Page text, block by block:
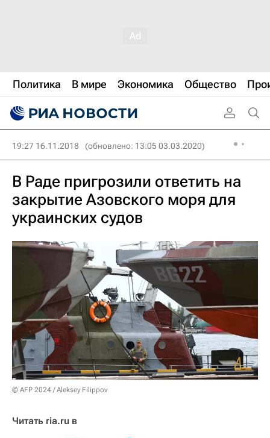
Политика В мире Экономика Общество
19:27 16.11.2018 (обновлено: 13:05 03.03.2020)
В Раде пригрозили ответить на
закрытие Азовского моря для
украинских судов
© AFP 2024 / Aleksey Filippov
Читать ria.ru в